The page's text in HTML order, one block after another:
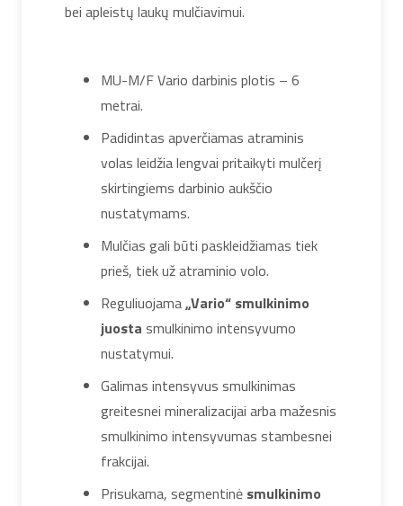
bei apleistų laukų mulčiavimui.
MU-M/F Vario darbinis plotis – 6
metrai.
Padidintas apverčiamas atraminis
volas leidžia lengvai pritaikyti mulčerį
skirtingiems darbinio aukščio
nustatymams.
Mulčias gali būti paskleidžiamas tiek
prieš, tiek už atraminio volo.
Reguliuojama„Vario“ smulkinimo
juosta smulkinimo intensyvumo
nustatymui.
Galimas intensyvus smulkinimas
greitesnei mineralizacijai arba mažesnis
smulkinimo intensyvumas stambesnei
frakcijai.
Prisukama, segmentinė smulkinimo